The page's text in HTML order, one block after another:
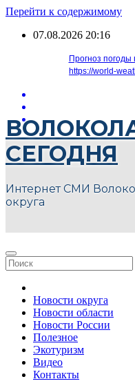
Перейти к содержимому
07.08.2026 20:16
Прогноз погоды
https://world-
СЕГОДНЯ
Интернет СМИ
округа
Новости округа
Новости области
Новости России
Полезное
Экотуризм
Видео
Контакты